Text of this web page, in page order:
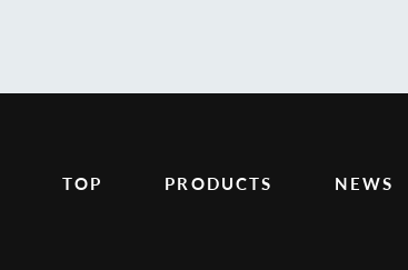
TOP PRODUCTS NEWS